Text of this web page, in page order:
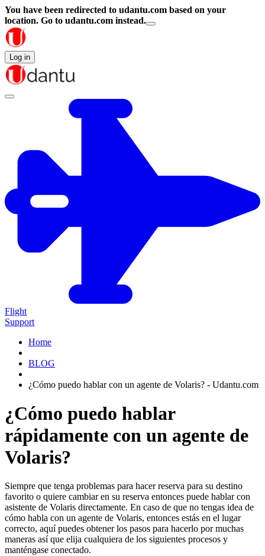
You have been redirected to udantu.com based on your
location. Go to udantu.com instead.
Log in
Flight
Support
Home
BLOG
¿Cómo puedo hablar con un agente de Volaris? - Udantu.com
¿Cómo puedo hablar
rápidamente con un agente de
Volaris?
Siempre que tenga problemas para hacer reserva para su destino
favorito o quiere cambiar en su reserva entonces puede hablar con
asistente de Volaris directamente. En caso de que no tengas idea de
cómo habla con un agente de Volaris, entonces estás en el lugar
correcto, aquí puedes obtener los pasos para hacerlo por muchas
maneras así que elija cualquiera de los siguientes procesos y
manténgase conectado.